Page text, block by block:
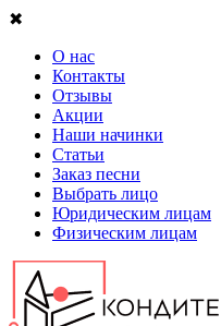
✖
О нас
Контакты
Отзывы
Акции
Наши начинки
Статьи
Заказ песни
Выбрать лицо
Юридическим лицам
Физическим лицам